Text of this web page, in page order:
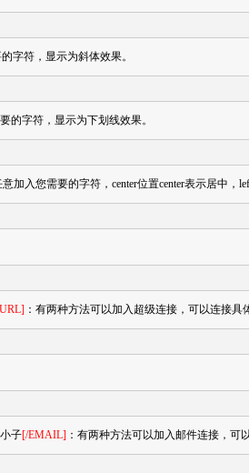
字符，显示为斜体效果。
的字符，显示为下划线效果。
加入您需要的字符，center位置center表示居中，
：有两种方法可以加入超级连接，可以连接具
子[/EMAIL] ：有两种方法可以加入邮件连接，可